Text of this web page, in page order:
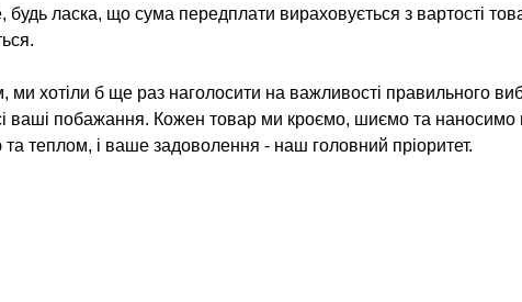
ласка, що сума передплати вираховується з вартості
хотіли б ще раз наголосити на важливості правильного
ваші побажання. Кожен товар ми кроємо, шиємо та наносимо
теплом, і ваше задоволення - наш головний пріоритет.